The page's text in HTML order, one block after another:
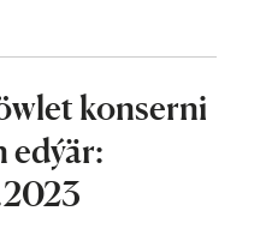
konserni
edýär: